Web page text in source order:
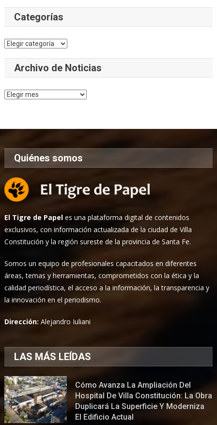
Categorías
Categorías
Archivo de Noticias
Archivo
Quiénes somos
El Tigre de Papel es una plataforma digital de contenidos
exclusivos, con información actualizada de la ciudad de Villa
Constitución y la región sureste de la provincia de Santa Fe.
Somos un equipo de profesionales capacitados en diferentes
áreas, temas y herramientas, comprometidos con la ética y la
calidad periodística, el acceso a la información, la transparencia y
la innovación en el periodismo.
Dirección:Alejandro Iuliani
LAS MÁS LEÍDAS
Cómo Avanza La Ampliación Del
Hospital De Villa Constitución: La Obra
Duplicará La Superficie Y Moderniza
El Edificio Actual